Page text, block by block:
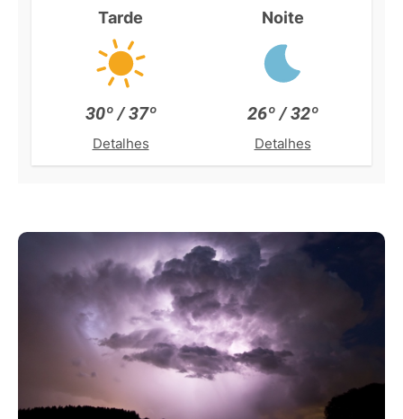
Tarde
30º / 37º
Detalhes
Noite
26º / 32º
Detalhes